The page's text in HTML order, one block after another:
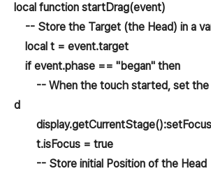
local function startDrag(event)
-- Store the Target (the Head) in a
local t = event.target
if event.phase == "began" then
-- When the touch started, set the
d
t.isFocus = true
-- Store initial Position of the Head